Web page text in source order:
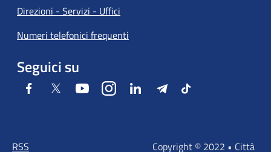
Direzioni - Servizi - Uffici
Numeri telefonici frequenti
Seguici su
Facebook Twitter YoutubeInstagramLinkedIn TelegramTiktok
RSS
Copyright © 2022 • Città